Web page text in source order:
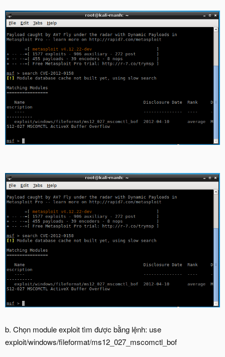
b. Chọn module exploit tìm được bằng lệnh: use
exploit/windows/fileformat/ms12_027_mscomctl_bof